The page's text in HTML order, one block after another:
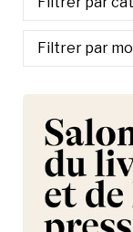
À LA POINTE